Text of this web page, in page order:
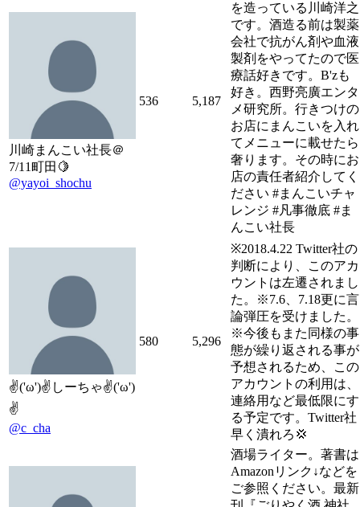
川崎まんこい社長＠
7/11町田🍋
@yayoi_shochu
536 5,187
を造っている川崎洋之
です。酒造る前は製薬
会社で抗がん剤や血液
製剤をやってたので医
療話好きです。B'zも
好き。西野亮廣エンタ
メ研究所。行きつけの
お店にまんこいを入れ
てメニューに載せたら
奢ります。その時にお
店の責任者紹介してく
ださい #まんこいチャ
レンジ #凡事徹底 #ま
んこい社長
✌('ω')✌しーちゃ✌('ω')
✌
@c_cha
580 5,296
※2018.4.22 Twitter社の
判断により、このアカ
ウントは左遷されまし
た。※7.6、7.18更に言
論弾圧を受けました。
※今後もまた同様の事
態が繰り返される事が
予想されるため、この
アカウントの利用は、
連絡用など最低限にす
る予定です。Twitter社
早く潰れろ💢
酒場ライター。著書は
Amazonリンク↓などを
ご参照ください。最新